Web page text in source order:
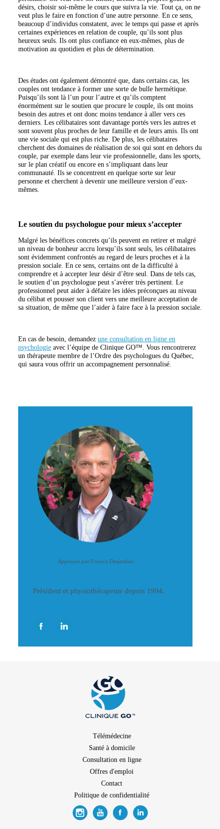
désirs, choisir soi-même le cours que suivra la vie. Tout ça, on ne
veut plus le faire en fonction d’une autre personne. En ce sens,
beaucoup d’individus constatent, avec le temps qui passe et après
certaines expériences en relation de couple, qu’ils sont plus
heureux seuls. Ils ont plus confiance en eux-mêmes, plus de
motivation au quotidien et plus de détermination.
Des études ont également démontré que, dans certains cas, les
couples ont tendance à former une sorte de bulle hermétique.
Puisqu’ils sont là l’un pour l’autre et qu’ils comptent
énormément sur le soutien que procure le couple, ils ont moins
besoin des autres et ont donc moins tendance à aller vers ces
derniers. Les célibataires sont davantage portés vers les autres et
sont souvent plus proches de leur famille et de leurs amis. Ils ont
une vie sociale qui est plus riche. De plus, les célibataires
cherchent des domaines de réalisation de soi qui sont en dehors du
couple, par exemple dans leur vie professionnelle, dans les sports,
sur le plan créatif ou encore en s’impliquant dans leur
communauté. Ils se concentrent en quelque sorte sur leur
personne et cherchent à devenir une meilleure version d’eux-
mêmes.
Le soutien du psychologue pour mieux s’accepter
Malgré les bénéfices concrets qu’ils peuvent en retirer et malgré
un niveau de bonheur accru lorsqu’ils sont seuls, les célibataires
sont évidemment confrontés au regard de leurs proches et à la
pression sociale. En ce sens, certains ont de la difficulté à
comprendre et à accepter leur désir d’être seul. Dans de tels cas,
le soutien d’un psychologue peut s’avérer très pertinent. Le
professionnel peut aider à défaire les idées préconçues au niveau
du célibat et pousser son client vers une meilleure acceptation de
sa situation, de même que l’aider à faire face à la pression sociale.
En cas de besoin, demandez une consultation en ligne en
psychologie avec l’équipe de Clinique GO™. Vous rencontrerez
un thérapeute membre de l’Ordre des psychologues du Québec,
qui saura vous offrir un accompagnement personnalisé.
Approuvé par Francis Desjardins
Président et physiothérapeute depuis 1994.
Télémédecine
Santé à domicile
Consultation en ligne
Offres d'emploi
Contact
Politique de confidentialité